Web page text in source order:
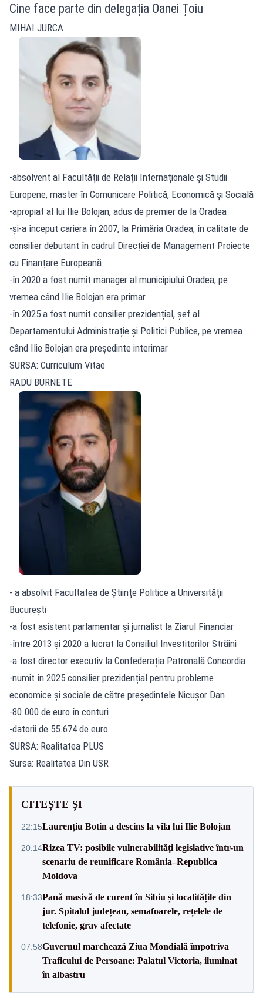
Cine face parte din delegația Oanei Țoiu
MIHAI JURCA
-absolvent al Facultății de Relații Internaționale și Studii
Europene, master în Comunicare Politică, Economică și Socială
-apropiat al lui Ilie Bolojan, adus de premier de la Oradea
-și-a început cariera în 2007, la Primăria Oradea, în calitate de
consilier debutant în cadrul Direcției de Management Proiecte
cu Finanțare Europeană
-în 2020 a fost numit manager al municipiului Oradea, pe
vremea când Ilie Bolojan era primar
-în 2025 a fost numit consilier prezidențial, șef al
Departamentului Administrație și Politici Publice, pe vremea
când Ilie Bolojan era președinte interimar
SURSA: Curriculum Vitae
RADU BURNETE
- a absolvit Facultatea de Științe Politice a Universității
București
-a fost asistent parlamentar și jurnalist la Ziarul Financiar
-între 2013 și 2020 a lucrat la Consiliul Investitorilor Străini
-a fost director executiv la Confederația Patronală Concordia
-numit în 2025 consilier prezidențial pentru probleme
economice și sociale de către președintele Nicușor Dan
-80.000 de euro în conturi
-datorii de 55.674 de euro
SURSA: Realitatea PLUS
Sursa: Realitatea Din USR
CITEȘTE ȘI
22:15Laurențiu Botin a descins la vila lui Ilie Bolojan
20:14Rizea TV: posibile vulnerabilități legislative într-un
scenariu de reunificare România–Republica
Moldova
18:33Pană masivă de curent în Sibiu și localitățile din
jur. Spitalul județean, semafoarele, rețelele de
telefonie, grav afectate
07:58Guvernul marchează Ziua Mondială împotriva
Traficului de Persoane: Palatul Victoria, iluminat
în albastru